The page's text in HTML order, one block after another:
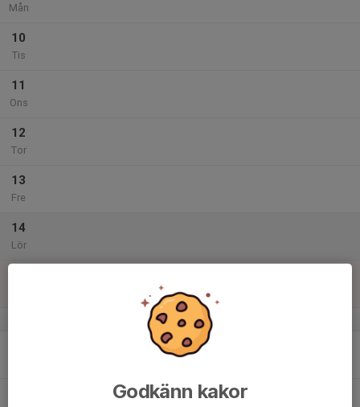
Mån
10
Tis
11
Ons
12
Tor
13
Fre
14
Lör
v.47
Godkänn kakor